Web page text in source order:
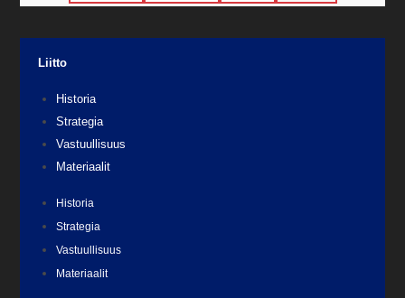
Liitto
Historia
Strategia
Vastuullisuus
Materiaalit
Historia
Strategia
Vastuullisuus
Materiaalit